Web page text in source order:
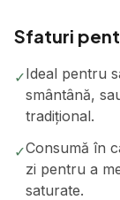
Sfaturi
✓Ideal pentru
smântână,
tradițional.
✓Consumă în
zi pentru a
saturate.